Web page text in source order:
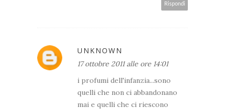
Rispondi
UNKNOWN
17 ottobre 2011 alle ore 14:01
i profumi dell'infanzia...sono
quelli che non ci abbandonano
mai e quelli che ci riescono